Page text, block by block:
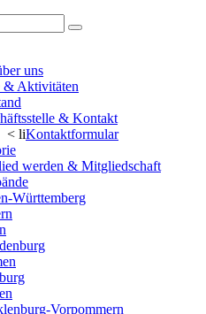
uns
& Aktivitäten
& Kontakt
< liKontaktformular
werden & Mitgliedschaft
Württemberg
Vorpommern